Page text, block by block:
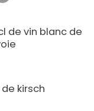
de vin blanc de
kirsch